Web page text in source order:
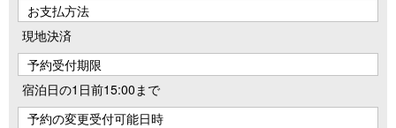
お支払方法
現地決済
予約受付期限
宿泊日の1日前15:00まで
予約の変更受付可能日時